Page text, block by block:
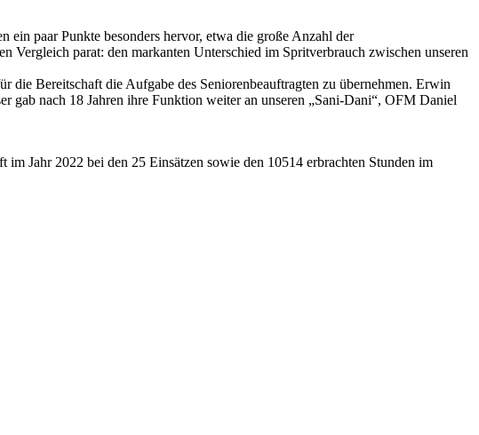
paar Punkte besonders hervor, etwa die große Anzahl der
Vergleich parat: den markanten Unterschied im Spritverbrauch zwischen unseren
Bereitschaft die Aufgabe des Seniorenbeauftragten zu übernehmen. Erwin
gab nach 18 Jahren ihre Funktion weiter an unseren „Sani-Dani“, OFM Daniel
Jahr 2022 bei den 25 Einsätzen sowie den 10514 erbrachten Stunden im